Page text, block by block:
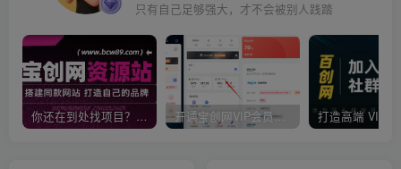
只有自己足够强大，才不会被别人践踏
你还在到处找项目？还在当韭菜？我靠卖项目一个月收入5万+，曾经我也是个失败者。 开通宝创网VIP会员，尊享全站资源免费下载，享70%的推广提成！！【限时五折优惠】